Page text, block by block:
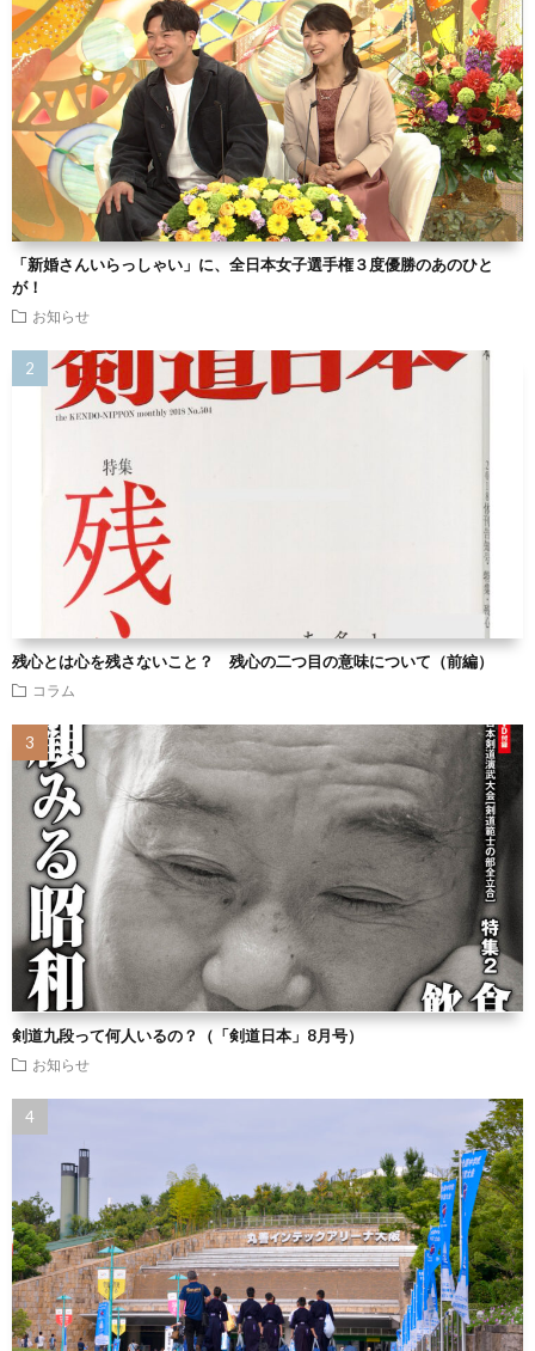
「新婚さんいらっしゃい」に、全日本女子選手権３度優勝のあのひと
が！
お知らせ
残心とは心を残さないこと？ 残心の二つ目の意味について（前編）
コラム
剣道九段って何人いるの？（「剣道日本」8月号）
お知らせ